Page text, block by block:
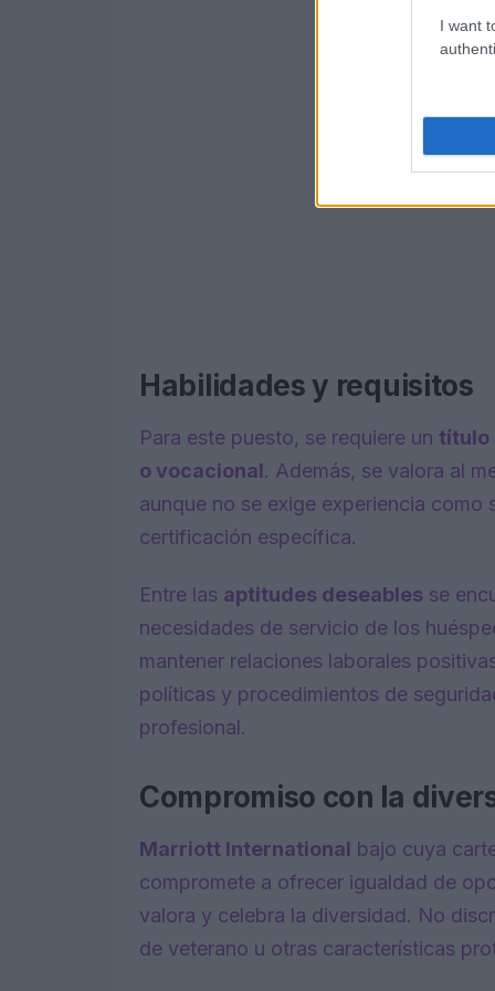
I want
Habilidades y requisitos
Para este puesto, se requiere un título
o vocacional. Además, se valora al
aunque no se exige experiencia como
certificación específica.
Entre las aptitudes deseables se
necesidades de servicio de los
mantener relaciones laborales
políticas y procedimientos de
profesional.
Compromiso con la
Marriott International bajo cuya
compromete a ofrecer igualdad de
valora y celebra la diversidad. No
de veterano u otras características